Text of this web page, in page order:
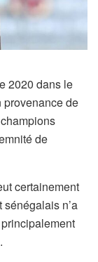
2020 dans le
provenance de
de
certainement
sénégalais n’a